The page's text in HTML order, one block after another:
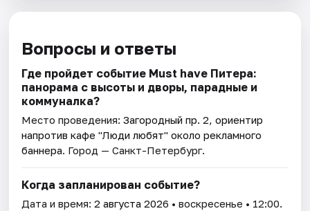
Вопросы и ответы
Где пройдет событие Must have Питера:
панорама с высоты и дворы, парадные и
коммуналка?
Место проведения:Загородный пр. 2, ориентир
напротив кафе "Люди любят" около рекламного
баннера. Город — Санкт-Петербург.
Когда запланирован событие?
Дата и время:2 августа 2026 • воскресенье • 12:00.